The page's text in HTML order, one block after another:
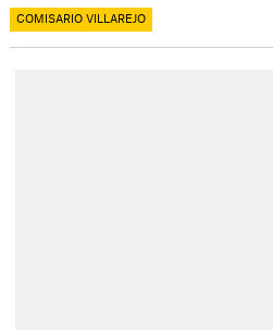
COMISARIO VILLAREJO